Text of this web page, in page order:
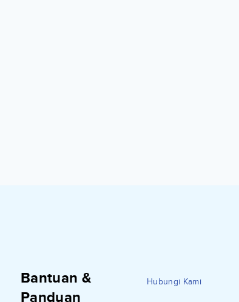
Bantuan &
Panduan
Hubungi Kami